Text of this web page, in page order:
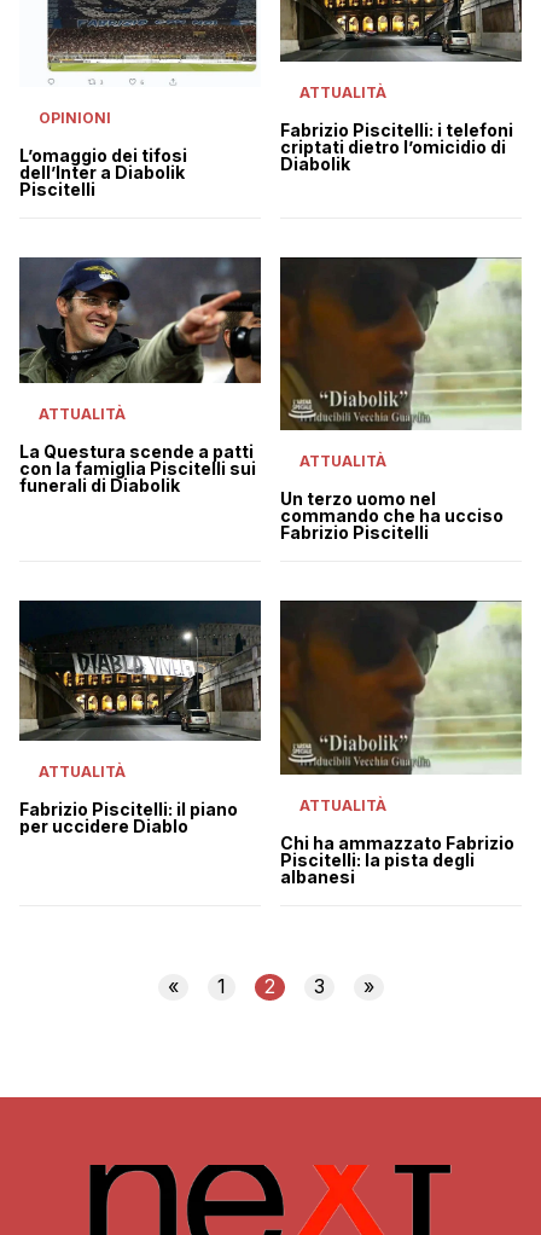
OPINIONI
L’omaggio dei tifosi
dell’Inter a Diabolik
Piscitelli
ATTUALITÀ
Fabrizio Piscitelli: i telefoni
criptati dietro l’omicidio di
Diabolik
ATTUALITÀ
La Questura scende a patti
con la famiglia Piscitelli sui
funerali di Diabolik
ATTUALITÀ
Un terzo uomo nel
commando che ha ucciso
Fabrizio Piscitelli
ATTUALITÀ
Fabrizio Piscitelli: il piano
per uccidere Diablo
ATTUALITÀ
Chi ha ammazzato Fabrizio
Piscitelli: la pista degli
albanesi
« 1 2 3 »